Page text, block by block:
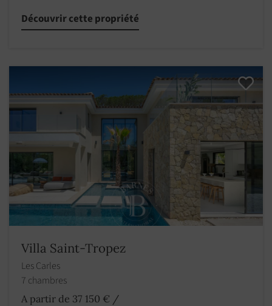
Découvrir cette propriété
Villa Saint-Tropez
Les Carles
7 chambres
A partir de 37 150 € /